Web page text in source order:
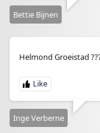
Bettie Bijnen
Helmond Groeistad
Inge Verberne